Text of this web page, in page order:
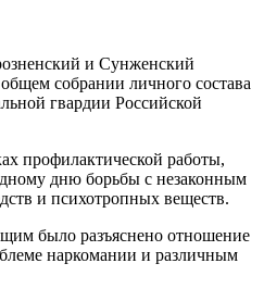
и Сунженский
собрании личного состава
гвардии Российской
профилактической работы,
дню борьбы с незаконным
и психотропных веществ.
было разъяснено отношение
наркомании и различным